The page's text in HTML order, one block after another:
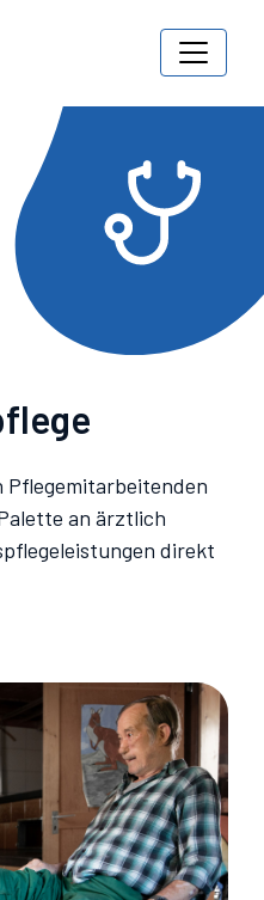
an ärztlich
direkt